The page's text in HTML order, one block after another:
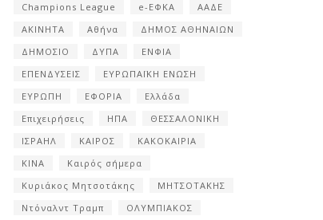
Champions League e-ΕΦΚΑ
ΑΑΔΕ
ΑΚΙΝΗΤΑ
Αθήνα
ΔΗΜΟΣ ΑΘΗΝΑΙΩΝ
ΔΗΜΟΣΙΟ
ΔΥΠΑ
ΕΝΦΙΑ
ΕΠΕΝΔΥΣΕΙΣ
ΕΥΡΩΠΑΪΚΗ ΕΝΩΣΗ
ΕΥΡΩΠΗ
ΕΦΟΡΙΑ
Ελλάδα
Επιχειρήσεις
ΗΠΑ
ΘΕΣΣΑΛΟΝΙΚΗ
ΙΣΡΑΗΛ
ΚΑΙΡΟΣ
ΚΑΚΟΚΑΙΡΙΑ
ΚΙΝΑ
Καιρός σήμερα
Κυριάκος Μητσοτάκης
ΜΗΤΣΟΤΑΚΗΣ
Ντόναλντ Τραμπ
ΟΛΥΜΠΙΑΚΟΣ